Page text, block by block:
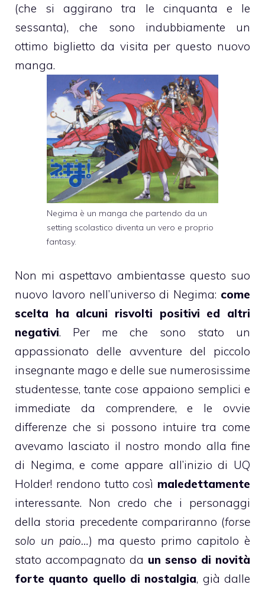
(che si aggirano tra le cinquanta e le
sessanta), che sono indubbiamente un
ottimo biglietto da visita per questo nuovo
manga.
Negima è un manga che partendo da un
setting scolastico diventa un vero e proprio
fantasy.
Non mi aspettavo ambientasse questo suo
nuovo lavoro nell’universo di Negima: come
scelta ha alcuni risvolti positivi ed altri
negativi. Per me che sono stato un
appassionato delle avventure del piccolo
insegnante mago e delle sue numerosissime
studentesse, tante cose appaiono semplici e
immediate da comprendere, e le ovvie
differenze che si possono intuire tra come
avevamo lasciato il nostro mondo alla fine
di Negima, e come appare all’inizio di UQ
Holder! rendono tutto così maledettamente
interessante. Non credo che i personaggi
della storia precedente compariranno (forse
solo un paio…) ma questo primo capitolo è
stato accompagnato da un senso di novità
forte quanto quello di nostalgia, già dalle